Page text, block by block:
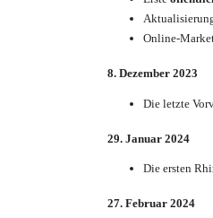
Online-
8. Dezember 2023
Die letzte
29. Januar 2024
Die ersten
27. Februar 2024